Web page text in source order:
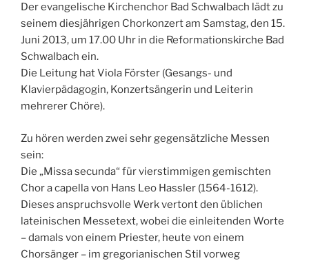
Der evangelische Kirchenchor Bad Schwalbach lädt zu
seinem diesjährigen Chorkonzert am Samstag, den 15.
Juni 2013, um 17.00 Uhr in die Reformationskirche Bad
Schwalbach ein.
Die Leitung hat Viola Förster (Gesangs- und
Klavierpädagogin, Konzertsängerin und Leiterin
mehrerer Chöre).
Zu hören werden zwei sehr gegensätzliche Messen
sein:
Die „Missa secunda“ für vierstimmigen gemischten
Chor a capella von Hans Leo Hassler (1564-1612).
Dieses anspruchsvolle Werk vertont den üblichen
lateinischen Messetext, wobei die einleitenden Worte
– damals von einem Priester, heute von einem
Chorsänger – im gregorianischen Stil vorweg